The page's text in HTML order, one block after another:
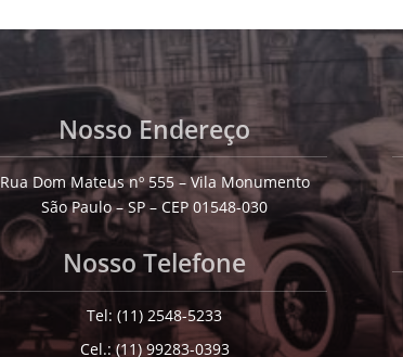
Nosso Endereço
Rua Dom Mateus nº 555 – Vila Monumento
São Paulo – SP – CEP 01548-030
Nosso Telefone
Tel: (11) 2548-5233
Cel.: (11) 99283-0393